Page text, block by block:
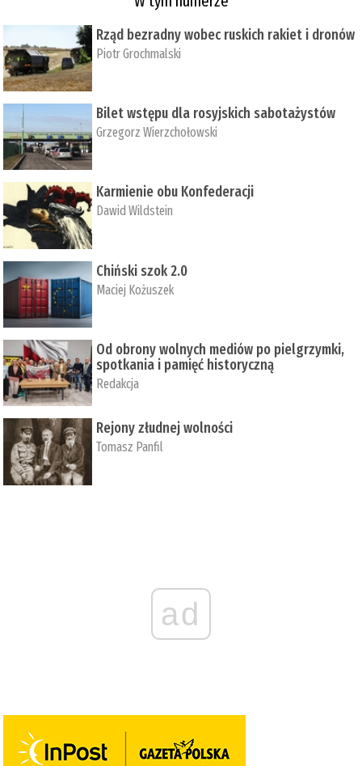
Rząd bezradny wobec ruskich rakiet i dronów
Piotr Grochmalski
Bilet wstępu dla rosyjskich sabotażystów
Grzegorz Wierzchołowski
Karmienie obu Konfederacji
Dawid Wildstein
Chiński szok 2.0
Maciej Kożuszek
Od obrony wolnych mediów po pielgrzymki,
spotkania i pamięć historyczną
Redakcja
Rejony złudnej wolności
Tomasz Panfil
ad